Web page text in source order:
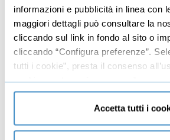
informazioni e pubblicità in linea con
maggiori dettagli può consultare la
cliccando sul link in fondo al sito o
cliccando “Configura preferenze”.
tutti i cookie”, presta il consenso
cookie mentre può revocare il
solo cookie necessari” e saranno
tecnici necessari al corretto
Accetta tutti i
Business
Mindset imprenditoriale
Imprenditoria
Risorse Umane
Vendita
Leadership
Seo
Social
E-
Data